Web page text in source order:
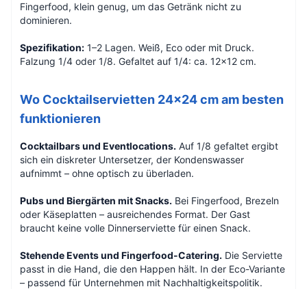
Fingerfood, klein genug, um das Getränk nicht zu
dominieren.
Spezifikation: 1–2 Lagen. Weiß, Eco oder mit Druck.
Falzung 1/4 oder 1/8. Gefaltet auf 1/4: ca. 12×12 cm.
Wo Cocktailservietten 24×24 cm am besten
funktionieren
Cocktailbars und Eventlocations. Auf 1/8 gefaltet ergibt
sich ein diskreter Untersetzer, der Kondenswasser
aufnimmt – ohne optisch zu überladen.
Pubs und Biergärten mit Snacks. Bei Fingerfood, Brezeln
oder Käseplatten – ausreichendes Format. Der Gast
braucht keine volle Dinnerserviette für einen Snack.
Stehende Events und Fingerfood-Catering. Die Serviette
passt in die Hand, die den Happen hält. In der Eco-Variante
– passend für Unternehmen mit Nachhaltigkeitspolitik.